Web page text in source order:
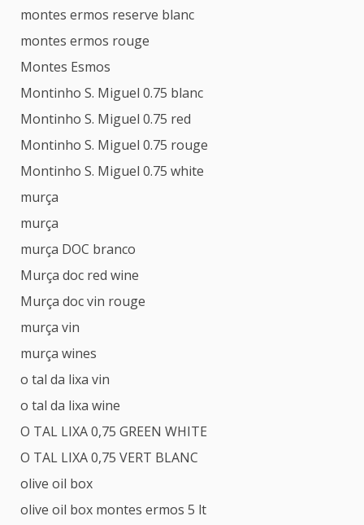
montes ermos reserve blanc
montes ermos rouge
Montes Esmos
Montinho S. Miguel 0.75 blanc
Montinho S. Miguel 0.75 red
Montinho S. Miguel 0.75 rouge
Montinho S. Miguel 0.75 white
murça
murça
murça DOC branco
Murça doc red wine
Murça doc vin rouge
murça vin
murça wines
o tal da lixa vin
o tal da lixa wine
O TAL LIXA 0,75 GREEN WHITE
O TAL LIXA 0,75 VERT BLANC
olive oil box
olive oil box montes ermos 5 lt